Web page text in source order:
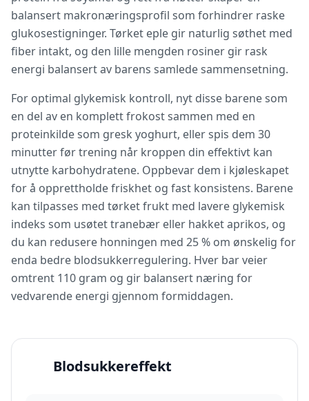
balansert makronæringsprofil som forhindrer raske
glukosestigninger. Tørket eple gir naturlig søthet med
fiber intakt, og den lille mengden rosiner gir rask
energi balansert av barens samlede sammensetning.
For optimal glykemisk kontroll, nyt disse barene som
en del av en komplett frokost sammen med en
proteinkilde som gresk yoghurt, eller spis dem 30
minutter før trening når kroppen din effektivt kan
utnytte karbohydratene. Oppbevar dem i kjøleskapet
for å opprettholde friskhet og fast konsistens. Barene
kan tilpasses med tørket frukt med lavere glykemisk
indeks som usøtet tranebær eller hakket aprikos, og
du kan redusere honningen med 25 % om ønskelig for
enda bedre blodsukkerregulering. Hver bar veier
omtrent 110 gram og gir balansert næring for
vedvarende energi gjennom formiddagen.
Blodsukkereffekt